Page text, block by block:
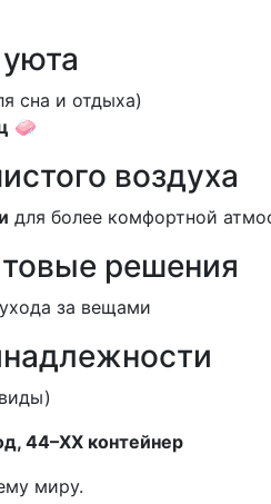
сна и отдыха)
🧼
воздуха
для более комфортной
решения
за вещами
44–XX контейнер
миру.